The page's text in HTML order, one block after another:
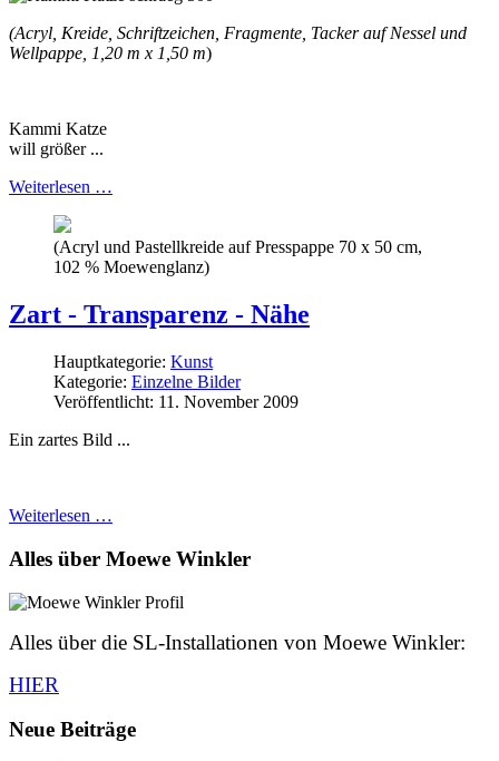
(Acryl, Kreide, Schriftzeichen, Fragmente, Tacker auf Nessel und
Wellpappe, 1,20 m x 1,50 m)
Kammi Katze
will größer ...
Weiterlesen …
(Acryl und Pastellkreide auf Presspappe 70 x 50 cm,
102 % Moewenglanz)
Zart - Transparenz - Nähe
Hauptkategorie: Kunst
Kategorie: Einzelne Bilder
Veröffentlicht: 11. November 2009
Ein zartes Bild ...
Weiterlesen …
Alles über Moewe Winkler
Alles über die SL-Installationen von Moewe Winkler:
HIER
Neue Beiträge